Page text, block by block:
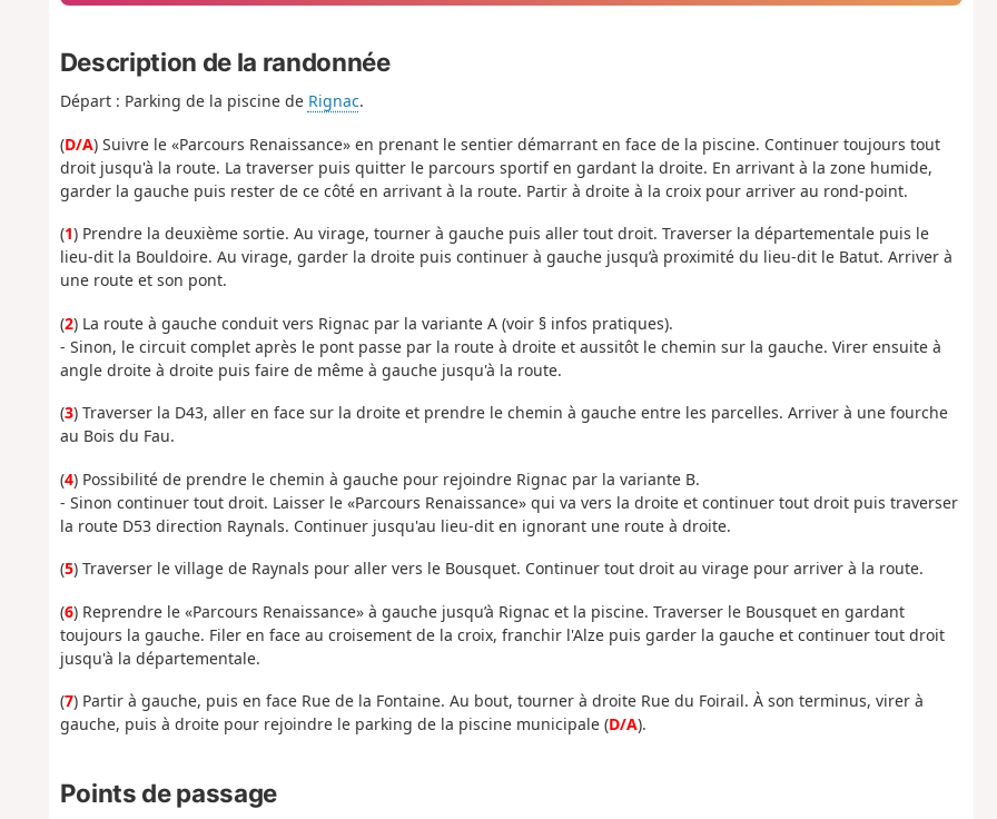
Description de la randonnée
Départ : Parking de la piscine de Rignac.
(D/A) Suivre le «Parcours Renaissance» en prenant le sentier démarrant en face de la piscine. Continuer toujours tout
droit jusqu'à la route. La traverser puis quitter le parcours sportif en gardant la droite. En arrivant à la zone humide,
garder la gauche puis rester de ce côté en arrivant à la route. Partir à droite à la croix pour arriver au rond-point.
(1) Prendre la deuxième sortie. Au virage, tourner à gauche puis aller tout droit. Traverser la départementale puis le
lieu-dit la Bouldoire. Au virage, garder la droite puis continuer à gauche jusqu’à proximité du lieu-dit le Batut. Arriver à
une route et son pont.
(2) La route à gauche conduit vers Rignac par la variante A (voir § infos pratiques).
- Sinon, le circuit complet après le pont passe par la route à droite et aussitôt le chemin sur la gauche. Virer ensuite à
angle droite à droite puis faire de même à gauche jusqu'à la route.
(3) Traverser la D43, aller en face sur la droite et prendre le chemin à gauche entre les parcelles. Arriver à une fourche
au Bois du Fau.
(4) Possibilité de prendre le chemin à gauche pour rejoindre Rignac par la variante B.
- Sinon continuer tout droit. Laisser le «Parcours Renaissance» qui va vers la droite et continuer tout droit puis traverser
la route D53 direction Raynals. Continuer jusqu'au lieu-dit en ignorant une route à droite.
(5) Traverser le village de Raynals pour aller vers le Bousquet. Continuer tout droit au virage pour arriver à la route.
(6) Reprendre le «Parcours Renaissance» à gauche jusqu’à Rignac et la piscine. Traverser le Bousquet en gardant
toujours la gauche. Filer en face au croisement de la croix, franchir l'Alze puis garder la gauche et continuer tout droit
jusqu'à la départementale.
(7) Partir à gauche, puis en face Rue de la Fontaine. Au bout, tourner à droite Rue du Foirail. À son terminus, virer à
gauche, puis à droite pour rejoindre le parking de la piscine municipale (D/A).
Points de passage